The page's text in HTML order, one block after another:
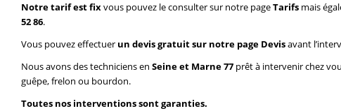
Notre tarif est fixvous pouvez le consulter sur notre pageTarifs mais
52 86.
Vous pouvez effectuer un devis gratuit sur notre page Devisavant
Nous avons des techniciens en Seine et Marne 77 prêt à intervenir chez
guêpe, frelon ou bourdon.
Toutes nos interventions sont garanties.